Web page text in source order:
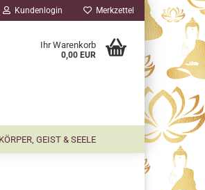
Kundenlogin Merkzettel
Ihr Warenkorb
0,00 EUR
KÖRPER, GEIST & SEELE